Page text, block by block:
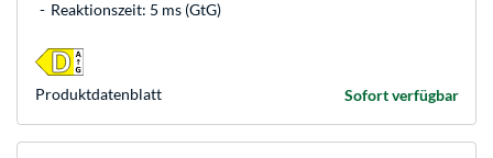
Reaktionszeit: 5 ms (GtG)
Sofort verfügbar
Produkt­datenblatt